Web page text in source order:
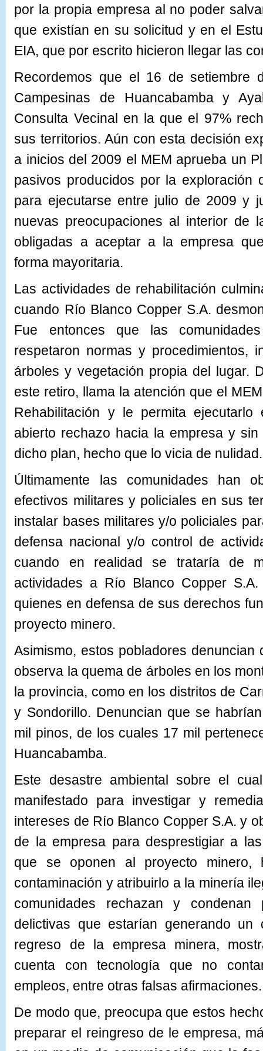
por la propia empresa al no poder
que existían en su solicitud y en el
EIA, que por escrito hicieron llegar las
Recordemos que el 16 de setiembre
Campesinas de Huancabamba y
Consulta Vecinal en la que el 97%
sus territorios. Aún con esta decisión
a inicios del 2009 el MEM aprueba un
pasivos producidos por la exploración
para ejecutarse entre julio de 2009 y
nuevas preocupaciones al interior de
obligadas a aceptar a la empresa
forma mayoritaria.
Las actividades de rehabilitación
cuando Río Blanco Copper S.A.
Fue entonces que las
respetaron normas y procedimientos,
árboles y vegetación propia del lugar.
este retiro, llama la atención que el
Rehabilitación y le permita
abierto rechazo hacia la empresa y
dicho plan, hecho que lo vicia de nulidad.
Últimamente las comunidades han
efectivos militares y policiales en sus
instalar bases militares y/o policiales
defensa nacional y/o control de
cuando en realidad se trataría de
actividades a Río Blanco Copper
quienes en defensa de sus derechos
proyecto minero.
Asimismo, estos pobladores
observa la quema de árboles en los
la provincia, como en los distritos de
y Sondorillo. Denuncian que se
mil pinos, de los cuales 17 mil
Huancabamba.
Este desastre ambiental sobre el
manifestado para investigar y
intereses de Río Blanco Copper S.A. y
de la empresa para desprestigiar a
que se oponen al proyecto minero,
contaminación y atribuirlo a la minería
comunidades rechazan y
delictivas que estarían generando un
regreso de la empresa minera,
cuenta con tecnología que no
empleos, entre otras falsas afirmaciones.
De modo que, preocupa que estos
preparar el reingreso de le empresa,